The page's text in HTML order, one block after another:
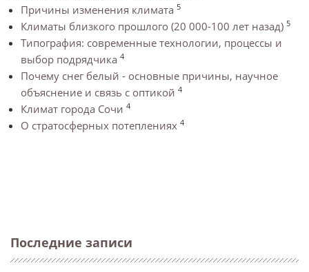
Причины изменения климата 5
Климаты близкого прошлого (20 000-100 лет назад) 5
Типография: современные технологии, процессы и
выбор подрядчика 4
Почему снег белый - основные причины, научное
объяснение и связь с оптикой 4
Климат города Сочи 4
О стратосферных потеплениях 4
Последние записи